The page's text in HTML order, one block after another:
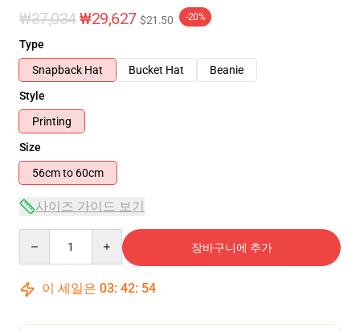
₩37,034₩29,627 $21.50 -20%
Type
Snapback Hat
Bucket Hat
Beanie
Style
Printing
Size
56cm to 60cm
사이즈 가이드 보기
장바구니에 추가
이 세일은 03: 42: 54